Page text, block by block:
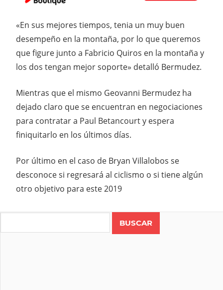
«En sus mejores tiempos, tenia un muy buen
desempeño en la montaña, por lo que queremos
que figure junto a Fabricio Quiros en la montaña y
los dos tengan mejor soporte» detalló Bermudez.
Mientras que el mismo Geovanni Bermudez ha
dejado claro que se encuentran en negociaciones
para contratar a Paul Betancourt y espera
finiquitarlo en los últimos días.
Por último en el caso de Bryan Villalobos se
desconoce si regresará al ciclismo o si tiene algún
otro objetivo para este 2019